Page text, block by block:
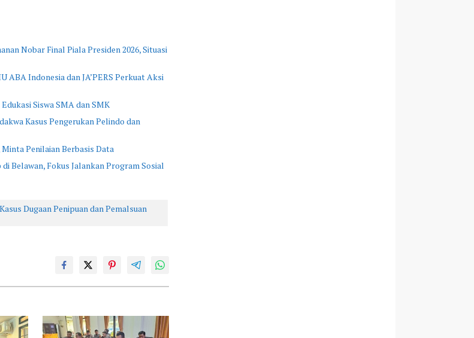
Nobar Final Piala Presiden 2026, Situasi
ABA Indonesia dan JA’PERS Perkuat Aksi
Siswa SMA dan SMK
Kasus Pengerukan Pelindo dan
Penilaian Berbasis Data
Belawan, Fokus Jalankan Program Sosial
Dugaan Penipuan dan Pemalsuan